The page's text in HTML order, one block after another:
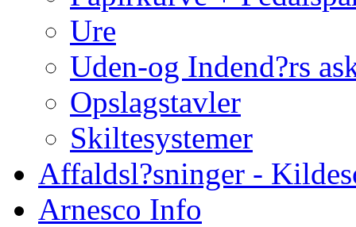
Ure
Uden-og Indend?rs
Opslagstavler
Skiltesystemer
Affaldsl?sninger -
Arnesco Info